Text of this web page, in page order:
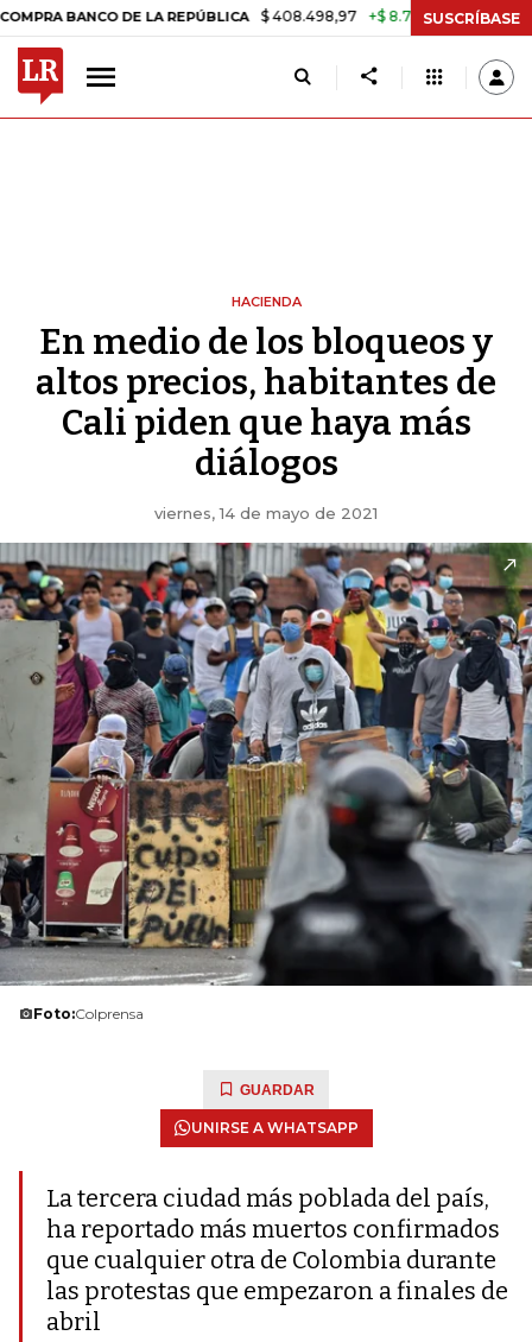
DE LA REPÚBLICA $ 408.498,97 +$ 8.753,81 +2,19% TASA DE
SUSCRÍBASE
HACIENDA
En medio de los bloqueos y
altos precios, habitantes de
Cali piden que haya más
diálogos
viernes, 14 de mayo de 2021
Foto:Colprensa
GUARDAR
UNIRSE A WHATSAPP
La tercera ciudad más poblada del país,
ha reportado más muertos confirmados
que cualquier otra de Colombia durante
las protestas que empezaron a finales de
abril